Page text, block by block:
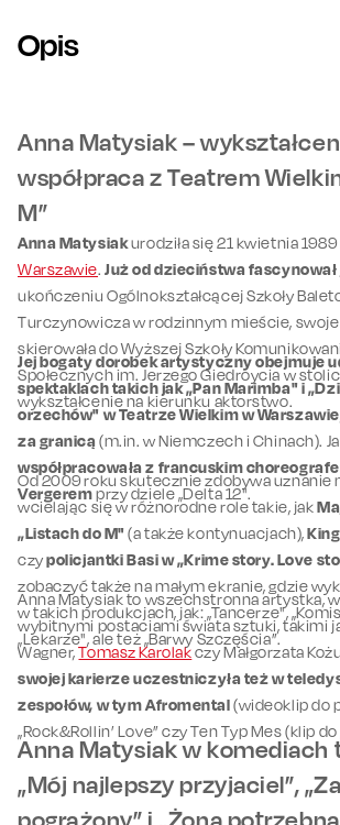
Opis
Anna Matysiak –
współpraca z Teatrem
M”
Anna Matysiakurodziła się 21 kwietnia
Warszawie.Już od dzieciństwa
ukończeniu Ogólnokształcącej Szkoły
Turczynowicza w rodzinnym mieście,
skierowała do Wyższej Szkoły
Społecznych im. Jerzego Giedroycia w
wykształcenie na kierunku aktorstwo.
Jej bogaty dorobek artystyczny obejmuje
spektaklach takich jak „Pan Marimba" i
orzechów" w Teatrze Wielkim w Warszawie
za granicą(m.in. w Niemczech i Chinach).
współpracowała z francuskim
Vergeremprzy dziele „Delta 12".
Od 2009 roku skutecznie zdobywa uznanie
wcielając się w różnorodne role takie, jak
„Listach do M"(a także kontynuacjach),
czypolicjantki Basi w „Krime story. Love
zobaczyć także na małym ekranie, gdzie
w takich produkcjach, jak: „Tancerze",
„Lekarze", ale też „Barwy Szczęścia”.
Anna Matysiak to wszechstronna artystka,
wybitnymi postaciami świata sztuki, takimi
Wagner,Tomasz Karolakczy Małgorzata
swojej karierze uczestniczyła też w
zespołów, w tym Afromental(wideoklip do
„Rock&Rollin’ Love” czy Ten Typ Mes (klip
Anna Matysiak w komediach
„Mój najlepszy przyjaciel”,